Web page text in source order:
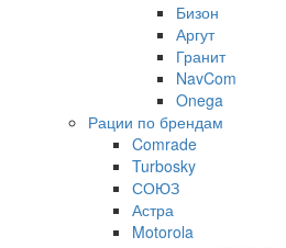
Бизон
Аргут
Гранит
NavCom
Onega
Рации по брендам
Comrade
Turbosky
СОЮЗ
Астра
Motorola